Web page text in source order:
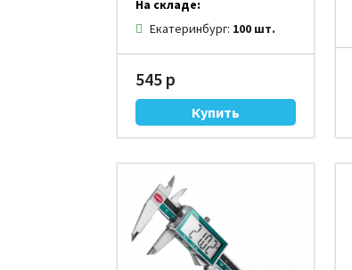
На складе:
Екатеринбург: 100 шт.
545 р